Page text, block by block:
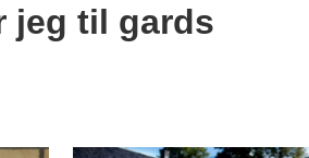
jeg til gards